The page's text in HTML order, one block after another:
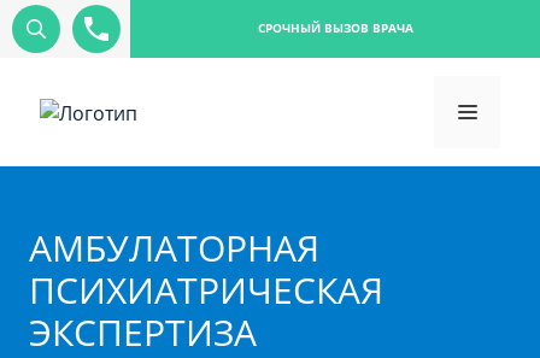
СРОЧНЫЙ ВЫЗОВ ВРАЧА
АМБУЛАТОРНАЯ
ПСИХИАТРИЧЕСКАЯ
ЭКСПЕРТИЗА